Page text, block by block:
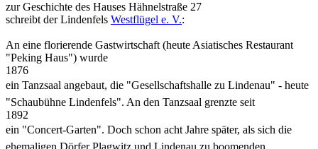
zur Geschichte des Hauses Hähnelstraße 27
schreibt der Lindenfels Westflügel e. V.:
An eine florierende Gastwirtschaft (heute Asiatisches Restaurant
"Peking Haus") wurde
1876
ein Tanzsaal angebaut, die "Gesellschaftshalle zu Lindenau" - heute
"Schaubühne Lindenfels". An den Tanzsaal grenzte seit
1892
ein "Concert-Garten". Doch schon acht Jahre später, als sich die